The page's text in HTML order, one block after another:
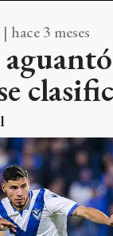
hace 3 meses